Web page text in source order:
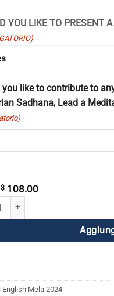
YOU LIKE TO PRESENT
you like to contribute to
Sadhana, Lead a
$ 108.00
online al Global
English Mela 2024